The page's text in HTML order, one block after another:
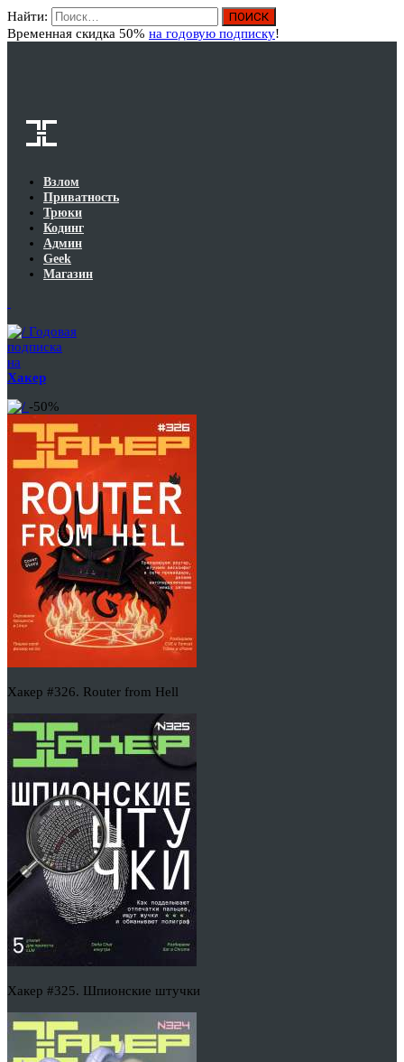
Найти:
Временная скидка 50% на годовую подписку!
Взлом
Приватность
Трюки
Кодинг
Админ
Geek
Магазин
Годовая
подписка
на
Хакер
-50%
Хакер #326. Router from Hell
Хакер #325. Шпионские штучки